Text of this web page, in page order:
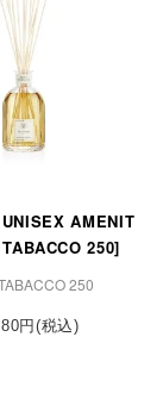
AMENIT
250]
250
円(税込)